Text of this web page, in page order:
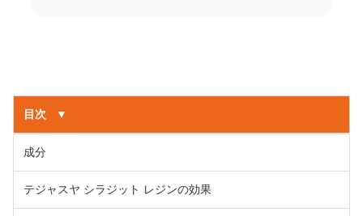
目次 ▼
成分
テジャスヤ シラジット レジンの効果